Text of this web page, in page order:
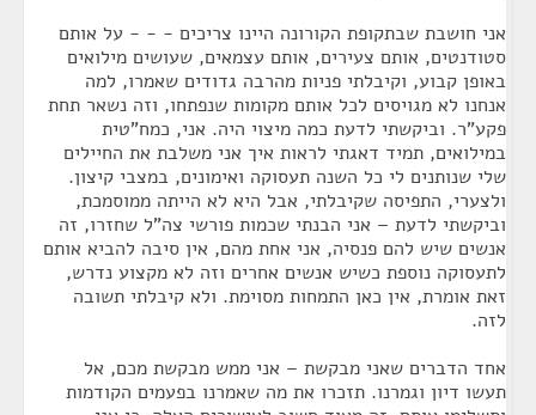
אני חושבת שבתקופת הקורונה היינו צריכים - - - על אותם
סטודנטים, אותם צעירים, אותם עצמאים, שעושים מילואים
באופן קבוע, וקיבלתי פניות מהרבה גדודים שאמרו, למה
אנחנו לא מגויסים לכל אותם מקומות שנפתחו, וזה נשאר תחת
פקע"ר. וביקשתי לדעת כמה מיצוי היה. אני, כמח"טית
במילואים, תמיד דאגתי לראות איך אני משלבת את החיילים
שלי שנותנים לי כל השנה תעסוקה ואימונים, במצבי קיצון.
ולצערי, התפיסה שקיבלתי, אבל היא לא הייתה ממוסמכת,
וביקשתי לדעת – אני הבנתי שכמות פורשי צה"ל שחזרו, זה
אנשים שיש להם פנסיה, אני אחת מהם, אין סיבה להביא אותם
לתעסוקה נוספת כשיש אנשים אחרים וזה לא מקצוע נדרש,
זאת אומרת, אין כאן התמחות מסוימת. ולא קיבלתי תשובה
לזה.
אחד הדברים שאני מבקשת – אני ממש מבקשת מכם, אל
תעשו דיון וגמרנו. תזכרו את מה שאמרנו בפעמים הקודמות